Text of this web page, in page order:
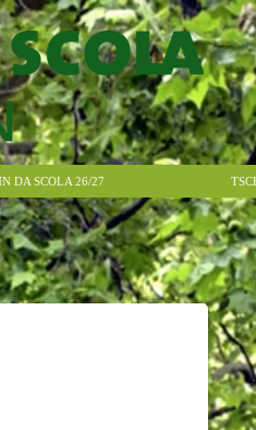
DA SCOLA 26/27